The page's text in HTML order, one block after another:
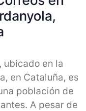
ubicado en la
en Cataluña, es
población de
A pesar de